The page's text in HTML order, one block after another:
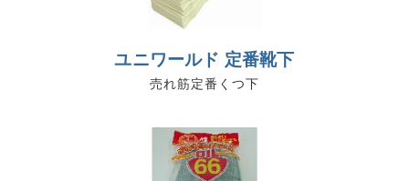
ユニワールド 定番靴下
売れ筋定番くつ下